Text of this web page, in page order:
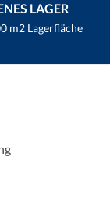
LAGER
m2 Lagerfläche